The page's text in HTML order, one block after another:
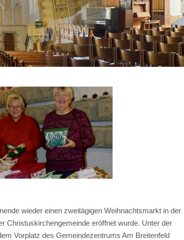
wieder einen zweitägigen Weihnachtsmarkt in der
Christuskirchengemeinde eröffnet wurde. Unter der
Vorplatz des Gemeindezentrums Am Breitenfeld